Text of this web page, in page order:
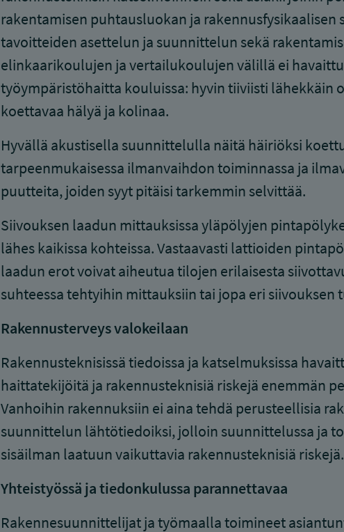
rakentamisen puhtausluokan ja
tavoitteiden asettelun ja suunnittelun sekä
elinkaarikoulujen ja vertailukoulujen välillä ei
työympäristöhaitta kouluissa: hyvin tiiviisti lähekkäin
koettavaa hälyä ja kolinaa.
Hyvällä akustisella suunnittelulla näitä häiriöksi
tarpeenmukaisessa ilmanvaihdon toiminnassa ja
puutteita, joiden syyt pitäisi tarkemmin selvittää.
Siivouksen laadun mittauksissa yläpölyjen
lähes kaikissa kohteissa. Vastaavasti lattioiden
laadun erot voivat aiheutua tilojen erilaisesta
suhteessa tehtyihin mittauksiin tai jopa eri siivouksen
Rakennusterveys valokeilaan
Rakennusteknisissä tiedoissa ja katselmuksissa
haittatekijöitä ja rakennusteknisiä riskejä enemmän
Vanhoihin rakennuksiin ei aina tehdä perusteellisia
suunnittelun lähtötiedoiksi, jolloin suunnittelussa ja
sisäilman laatuun vaikuttavia rakennusteknisiä riskejä.
Yhteistyössä ja tiedonkulussa parannettavaa
Rakennesuunnittelijat ja työmaalla toimineet